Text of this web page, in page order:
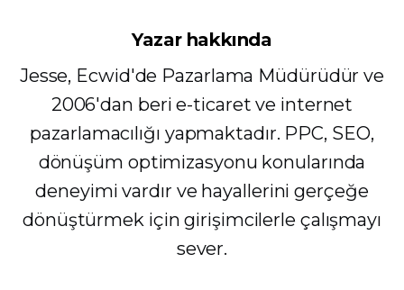
Yazar hakkında
Jesse, Ecwid'de Pazarlama Müdürüdür ve
2006'dan beri e-ticaret ve internet
pazarlamacılığı yapmaktadır. PPC, SEO,
dönüşüm optimizasyonu konularında
deneyimi vardır ve hayallerini gerçeğe
dönüştürmek için girişimcilerle çalışmayı
sever.